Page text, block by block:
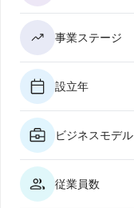
事業ステージ
設立年
ビジネスモデル
従業員数